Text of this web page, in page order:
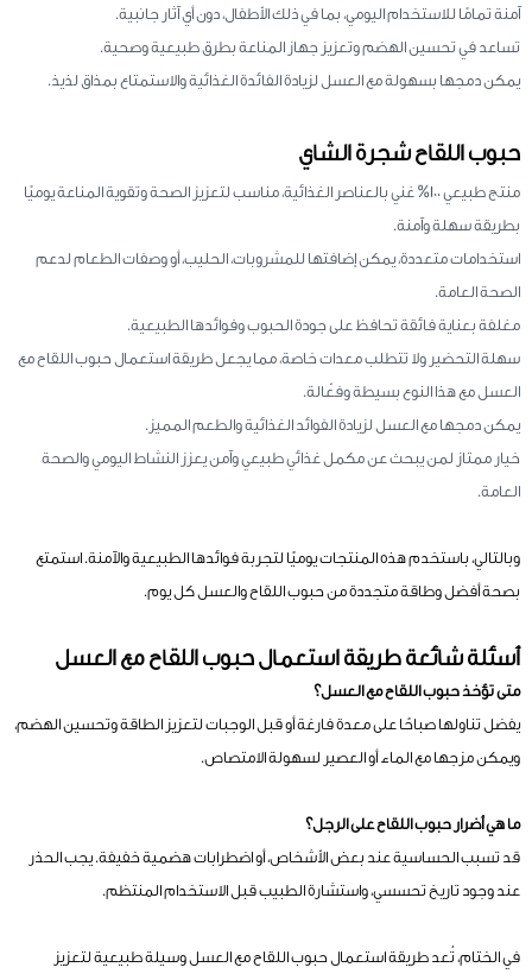
آمنة تمامًا للاستخدام اليومي، بما في ذلك الأطفال، دون أي آثار جانبية.
تساعد في تحسين الهضم وتعزيز جهاز المناعة بطرق طبيعية وصحية.
يمكن دمجها بسهولة مع العسل لزيادة الفائدة الغذائية والاستمتاع بمذاق لذيذ.
حبوب اللقاح شجرة الشاي
منتج طبيعي 100% غني بالعناصر الغذائية، مناسب لتعزيز الصحة وتقوية المناعة يوميًا
بطريقة سهلة وآمنة.
استخدامات متعددة، يمكن إضافتها للمشروبات، الحليب، أو وصفات الطعام لدعم
الصحة العامة.
مغلفة بعناية فائقة تحافظ على جودة الحبوب وفوائدها الطبيعية.
سهلة التحضير ولا تتطلب معدات خاصة، مما يجعل طريقة استعمال حبوب اللقاح مع
العسل مع هذا النوع بسيطة وفعّالة.
يمكن دمجها مع العسل لزيادة الفوائد الغذائية والطعم المميز.
خيار ممتاز لمن يبحث عن مكمل غذائي طبيعي وآمن يعزز النشاط اليومي والصحة
العامة.
وبالتالي، باستخدم هذه المنتجات يوميًا لتجربة فوائدها الطبيعية والآمنة. استمتع
بصحة أفضل وطاقة متجددة من حبوب اللقاح والعسل كل يوم.
أسئلة شائعة طريقة استعمال حبوب اللقاح مع العسل
متى تؤخذ حبوب اللقاح مع العسل؟
يفضل تناولها صباحًا على معدة فارغة أو قبل الوجبات لتعزيز الطاقة وتحسين الهضم،
ويمكن مزجها مع الماء أو العصير لسهولة الامتصاص.
ما هي أضرار حبوب اللقاح على الرجل؟
قد تسبب الحساسية عند بعض الأشخاص، أو اضطرابات هضمية خفيفة. يجب الحذر
عند وجود تاريخ تحسسي، واستشارة الطبيب قبل الاستخدام المنتظم.
في الختام، تُعد طريقة استعمال حبوب اللقاح مع العسل وسيلة طبيعية لتعزيز